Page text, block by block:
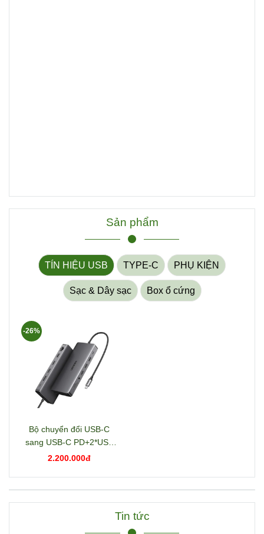
Sản phẩm
TÍN HIỆU USB TYPE-C PHỤ KIỆN
Sạc & Dây sạc Box ổ cứng
Bộ chuyển đổi USB-C
sang USB-C PD+2*USB
3.2+USB-C 3.2+2*USB
D/TF+3.5mm hỗ trợ 4K
Ugreen 15978 CM681
2.200.000đ
-26%
Tin tức